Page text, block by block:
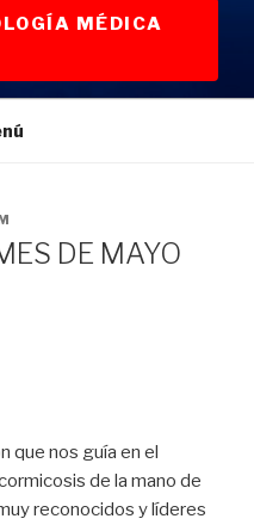
MÉDICA
DE MAYO
que nos guía en el
de la mano de
reconocidos y líderes